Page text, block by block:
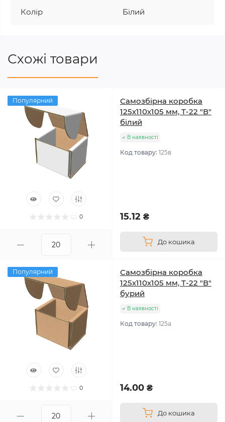
Колір Білий
Схожі товари
Популярний
0
Самозбірна коробка
125х110х105 мм, Т-22 "В"
білий
В наявності
Код товару: 125в
15.12 ₴
До кошика
Популярний
0
Самозбірна коробка
125х110х105 мм, Т-22 "В"
бурий
В наявності
Код товару: 125а
14.00 ₴
До кошика